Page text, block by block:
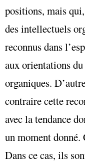
positions, mais
des intellectuels
reconnus dans
aux orientations
organiques.
contraire cette
avec la tendance
un moment donné.
Dans ce cas, ils